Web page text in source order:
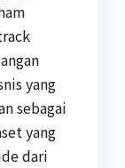
yang
sebagai
yang
dari